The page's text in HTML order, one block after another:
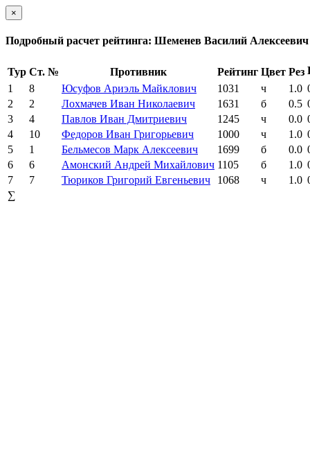
×
Подробный расчет рейтинга: Шеменев Василий Алексеевич
Тур Ст. № Противник Рейтинг Цвет Рез
1
8 Юсуфов Ариэль Майклович 1031 ч 1.0
2
2 Лохмачев Иван Николаевич 1631 б 0.5
3
4 Павлов Иван Дмитриевич 1245 ч 0.0
4
10 Федоров Иван Григорьевич 1000 ч 1.0
5
1 Бельмесов Марк Алексеевич 1699 б 0.0
6
6 Амонский Андрей Михайлович 1105 б 1.0
7
7 Тюриков Григорий Евгеньевич 1068 ч 1.0
∑